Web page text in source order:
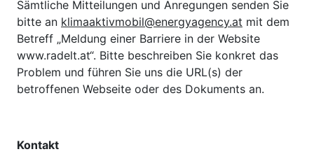
Sämtliche Mitteilungen und Anregungen senden Sie
bitte an klimaaktivmobil@energyagency.at mit dem
Betreff „Meldung einer Barriere in der Website
www.radelt.at“. Bitte beschreiben Sie konkret das
Problem und führen Sie uns die URL(s) der
betroffenen Webseite oder des Dokuments an.
Kontakt